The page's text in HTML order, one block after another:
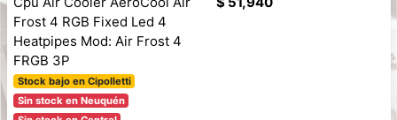
Frost 4 RGB Fixed Led 4
Heatpipes Mod: Air Frost 4
FRGB 3P
Stock bajo en Cipolletti
Sin stock en Neuquén